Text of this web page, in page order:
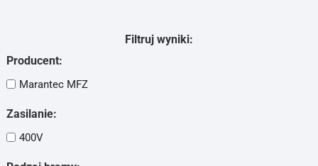
Filtruj wyniki:
Producent:
Marantec MFZ
Zasilanie:
400V